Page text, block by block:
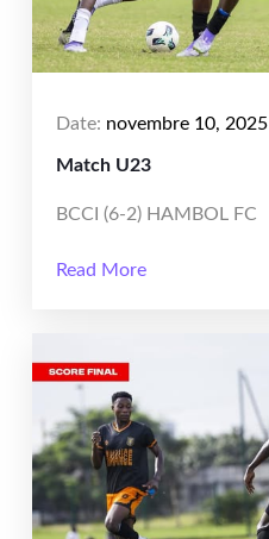
Date: novembre 10, 2025
Match U23
BCCI (6-2) HAMBOL FC
Read More